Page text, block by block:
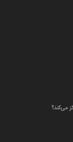
می‌کند؟